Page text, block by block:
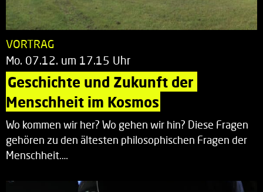
VORTRAG
Mo. 07.12. um 17.15 Uhr
Geschichte und Zukunft der
Menschheit im Kosmos
Wo kommen wir her? Wo gehen wir hin? Diese Fragen
gehören zu den ältesten philosophischen Fragen der
Menschheit.…